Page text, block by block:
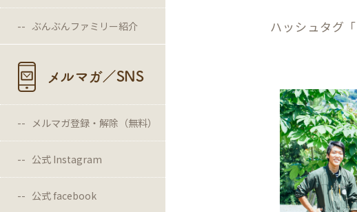
ぶんぶんファミリー紹介
メルマガ／SNS
メルマガ登録・解除（無料）
公式 Instagram
公式 facebook
ハッシュタグ「